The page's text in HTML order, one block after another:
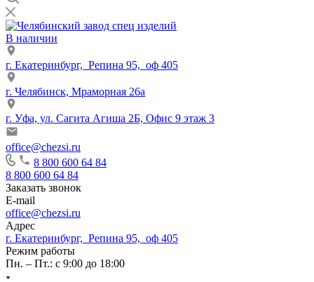
В наличии
г. Екатеринбург, Репина 95, оф 405
г. Челябинск, Мраморная 26а
г. Уфа, ул. Сагита Агиша 2Б, Офис 9 этаж 3
office@chezsi.ru
8 800 600 64 84
8 800 600 64 84
Заказать звонок
E-mail
office@chezsi.ru
Адрес
г. Екатеринбург, Репина 95, оф 405
Режим работы
Пн. – Пт.: с 9:00 до 18:00